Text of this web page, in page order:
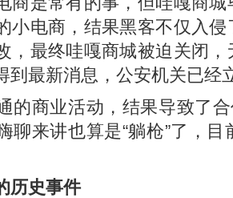
小电商，结果黑客不仅入
，最终哇嘎商城被迫关闭
到最新消息，公安机关已经
的商业活动，结果导致了
聊来讲也算是“躺枪”了，
历史事件